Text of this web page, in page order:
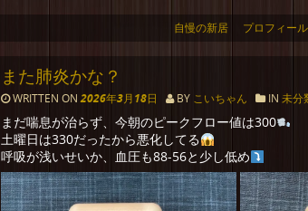
自慢の新居 プロフィール
また肺炎かな？
WRITTEN ON2026年3月18日 BY こいちゃん IN未分
まだ喘息が治らず、今朝のピークフロー値は300
土曜日は330だったから悪化してる
呼吸が浅いせいか、血圧も88-56と少し低め